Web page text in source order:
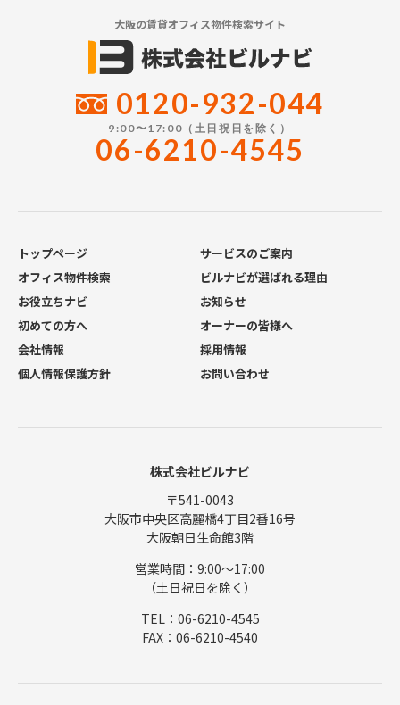
大阪の賃貸オフィス物件検索サイト
0120-932-044
9:00〜17:00（土日祝日を除く）
06-6210-4545
トップページ
サービスのご案内
オフィス物件検索
ビルナビが選ばれる理由
お役立ちナビ
お知らせ
初めての方へ
オーナーの皆様へ
会社情報
採用情報
個人情報保護方針
お問い合わせ
株式会社ビルナビ
〒541-0043
大阪市中央区高麗橋4丁目2番16号
大阪朝日生命館3階
営業時間：9:00〜17:00
（土日祝日を除く）
TEL：06-6210-4545
FAX：06-6210-4540